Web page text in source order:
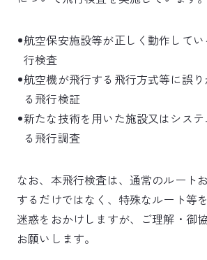
航空保安施設等が正しく動作して
行検査
航空機が飛行する飛行方式等に誤
る飛行検証
新たな技術を用いた施設又はシス
る飛行調査
なお、本飛行検査は、通常のルート
するだけではなく、特殊なルート等
迷惑をおかけしますが、ご理解・御
お願いします。